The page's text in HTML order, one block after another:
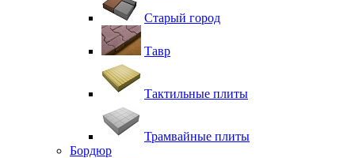
Старый город
Тавр
Тактильные плиты
Трамвайные плиты
Бордюр